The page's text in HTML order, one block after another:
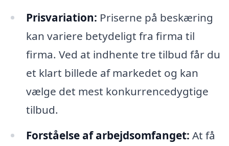
Prisvariation: Priserne på beskæring
kan variere betydeligt fra firma til
firma. Ved at indhente tre tilbud får du
et klart billede af markedet og kan
vælge det mest konkurrencedygtige
tilbud.
Forståelse af arbejdsomfanget: At få